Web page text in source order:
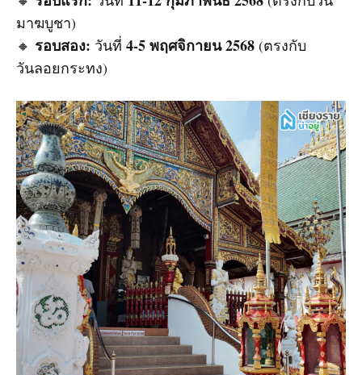
มาฆบูชา)
🔸 รอบสอง: วันที่ 4-5 พฤศจิกายน 2568 (ตรงกับ
วันลอยกระทง)